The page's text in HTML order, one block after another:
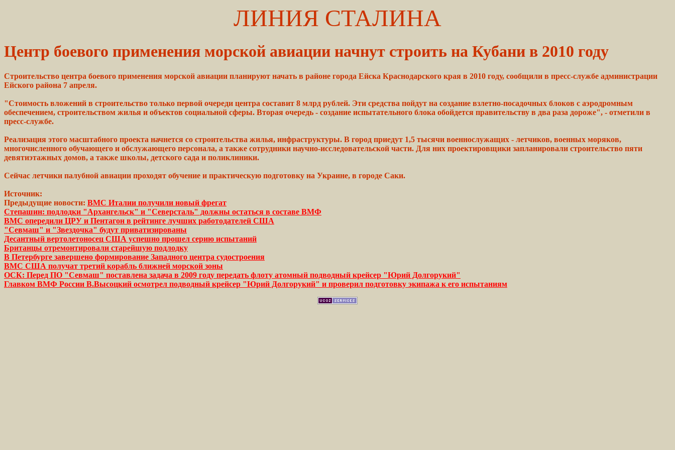
ЛИНИЯ СТАЛИНА
Центр боевого применения морской авиации начнут строить на Кубани в 2010 году
Строительство центра боевого применения морской авиации планируют начать в районе города Ейска Краснодарского края в 2010 году, сообщили в пресс-службе администрации
Ейского района 7 апреля.
"Стоимость вложений в строительство только первой очереди центра составит 8 млрд рублей. Эти средства пойдут на создание взлетно-посадочных блоков с аэродромным
обеспечением, строительством жилья и объектов социальной сферы. Вторая очередь - создание испытательного блока обойдется правительству в два раза дороже", - отметили в
пресс-службе.
Реализация этого масштабного проекта начнется со строительства жилья, инфраструктуры. В город приедут 1,5 тысячи военнослужащих - летчиков, военных моряков,
многочисленного обучающего и обслужающего персонала, а также сотрудники научно-исследовательской части. Для них проектировщики запланировали строительство пяти
девятиэтажных домов, а также школы, детского сада и поликлиники.
Сейчас летчики палубной авиации проходят обучение и практическую подготовку на Украине, в городе Саки.
Источник:
Предыдущие новости: ВМС Италии получили новый фрегат
Степашин: подлодки "Архангельск" и "Северсталь" должны остаться в составе ВМФ
ВМС опередили ЦРУ и Пентагон в рейтинге лучших работодателей США
"Севмаш" и "Звездочка" будут приватизированы
Десантный вертолетоносец США успешно прошел серию испытаний
Британцы отремонтировали старейшую подлодку
В Петербурге завершено формирование Западного центра судостроения
ВМС США получат третий корабль ближней морской зоны
ОСК: Перед ПО "Севмаш" поставлена задача в 2009 году передать флоту атомный подводный крейсер "Юрий Долгорукий"
Главком ВМФ России В.Высоцкий осмотрел подводный крейсер "Юрий Долгорукий" и проверил подготовку экипажа к его испытаниям